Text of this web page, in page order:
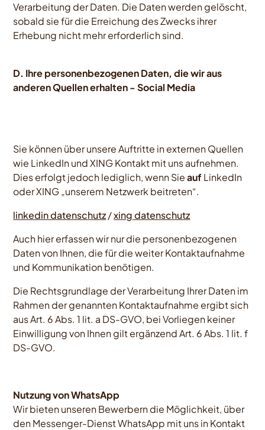
Verarbeitung der Daten. Die Daten werden gelöscht,
sobald sie für die Erreichung des Zwecks ihrer
Erhebung nicht mehr erforderlich sind.
D. Ihre personenbezogenen Daten, die wir aus
anderen Quellen erhalten - Social Media
Sie können über unsere Auftritte in externen Quellen
wie LinkedIn und XING Kontakt mit uns aufnehmen.
Dies erfolgt jedoch lediglich, wenn Sieauf LinkedIn
oder XING „unserem Netzwerk beitreten“.
linkedin datenschutz/xing datenschutz
Auch hier erfassen wir nur die personenbezogenen
Daten von Ihnen, die für die weiter Kontaktaufnahme
und Kommunikation benötigen.
Die Rechtsgrundlage der Verarbeitung Ihrer Daten im
Rahmen der genannten Kontaktaufnahme ergibt sich
aus Art. 6 Abs. 1 lit. a DS-GVO, bei Vorliegen keiner
Einwilligung von Ihnen gilt ergänzend Art. 6 Abs. 1 lit. f
DS-GVO.
Nutzung von WhatsApp
Wir bieten unseren Bewerbern die Möglichkeit, über
den Messenger-Dienst WhatsApp mit uns in Kontakt